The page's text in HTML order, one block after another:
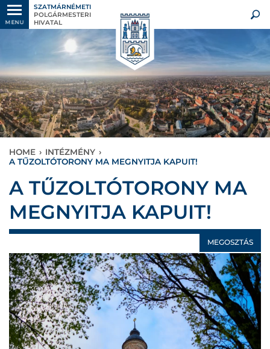
MENU
SZATMÁRNÉMETI
POLGÁRMESTERI
HIVATAL
HOME › INTÉZMÉNY ›
A TŰZOLTÓTORONY MA MEGNYITJA KAPUIT!
A TŰZOLTÓTORONY MA
MEGNYITJA KAPUIT!
MEGOSZTÁS